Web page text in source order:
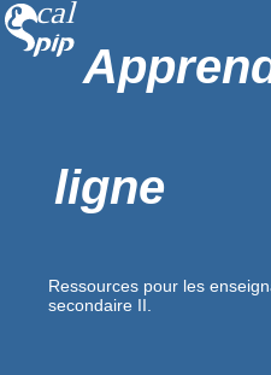
ligne
Ressources pour les
secondaire II.